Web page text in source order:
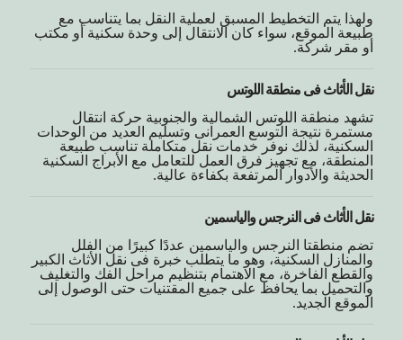
ولهذا يتم التخطيط المسبق لعملية النقل بما يتناسب مع
طبيعة الموقع، سواء كان الانتقال إلى وحدة سكنية أو مكتب
أو مقر شركة.
نقل الأثاث فى منطقة اللوتس
تشهد منطقة اللوتس الشمالية والجنوبية حركة انتقال
مستمرة نتيجة التوسع العمرانى وتسليم العديد من الوحدات
السكنية، لذلك نوفر خدمات نقل متكاملة تناسب طبيعة
المنطقة، مع تجهيز فرق العمل للتعامل مع الأبراج السكنية
الحديثة والأدوار المرتفعة بكفاءة عالية.
نقل الأثاث فى النرجس والياسمين
تضم منطقتا النرجس والياسمين عددًا كبيرًا من الفلل
والمنازل السكنية، وهو ما يتطلب خبرة فى نقل الأثاث الكبير
والقطع الفاخرة، مع الاهتمام بتنظيم مراحل الفك والتغليف
والتحميل بما يحافظ على جميع المقتنيات حتى الوصول إلى
الموقع الجديد.